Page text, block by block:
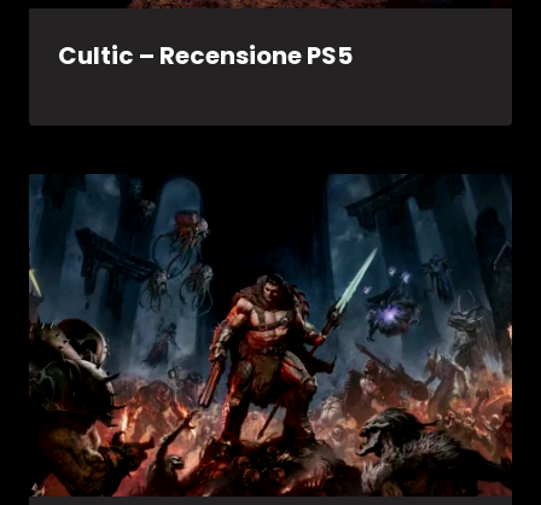
Cultic – Recensione PS5